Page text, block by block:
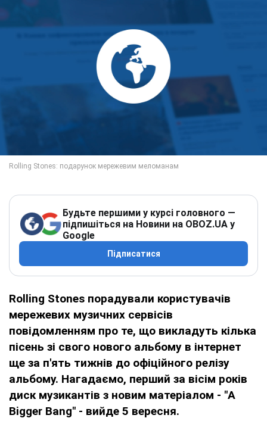
Будьте першими у курсі головного —
підпишіться на Новини на OBOZ.UA у
Google
Підписатися
Rolling Stones порадували користувачів
мережевих музичних сервісів
повідомленням про те, що викладуть кілька
пісень зі свого нового альбому в інтернет
ще за п'ять тижнів до офіційного релізу
альбому. Нагадаємо, перший за вісім років
диск музикантів з новим матеріалом - "A
Bigger Bang" - вийде 5 вересня.